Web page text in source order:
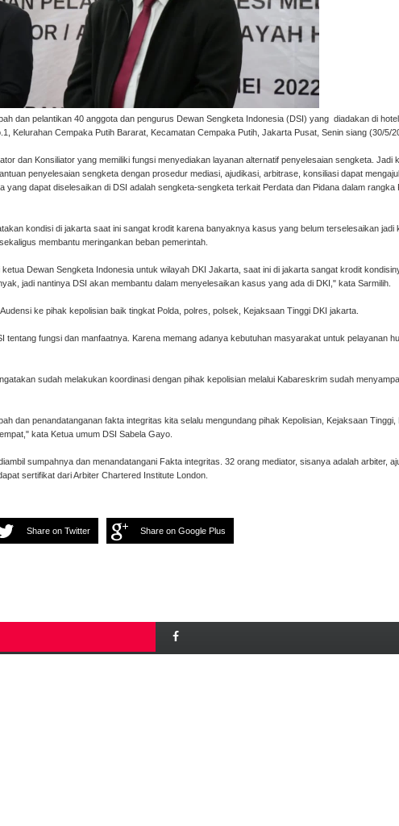
dan pelantikan 40 anggota dan pengurus Dewan Sengketa Indonesia (DSI) yang diadakan di
Kelurahan Cempaka Putih Bararat, Kecamatan Cempaka Putih, Jakarta Pusat, Senin siang (30/5/
dan Konsiliator yang memiliki fungsi menyediakan layanan alternatif penyelesaian sengketa. Jadi
penyelesaian sengketa dengan prosedur mediasi, ajudikasi, arbitrase, konsiliasi dapat
yang dapat diselesaikan di DSI adalah sengketa-sengketa terkait Perdata dan Pidana dalam rangka
kondisi di jakarta saat ini sangat krodit karena banyaknya kasus yang belum terselesaikan jadi
membantu meringankan beban pemerintah.
ketua Dewan Sengketa Indonesia untuk wilayah DKI Jakarta, saat ini di jakarta sangat krodit
jadi nantinya DSI akan membantu dalam menyelesaikan kasus yang ada di DKI," kata Sarmilih.
ke pihak kepolisian baik tingkat Polda, polres, polsek, Kejaksaan Tinggi DKI jakarta.
tentang fungsi dan manfaatnya. Karena memang adanya kebutuhan masyarakat untuk pelayanan
sudah melakukan koordinasi dengan pihak kepolisian melalui Kabareskrim sudah
dan penandatanganan fakta integritas kita selalu mengundang pihak Kepolisian, Kejaksaan Tinggi,
kata Ketua umum DSI Sabela Gayo.
sumpahnya dan menandatangani Fakta integritas. 32 orang mediator, sisanya adalah arbiter,
sertifikat dari Arbiter Chartered Institute London.
Share on Twitter Share on Google Plus